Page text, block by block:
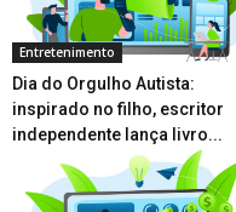
Entretenimento
Dia do Orgulho Autista:
inspirado no filho, escritor
independente lança livro...